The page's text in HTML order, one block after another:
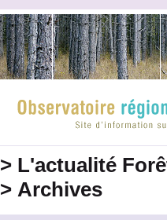
> L'actualité
> Archives